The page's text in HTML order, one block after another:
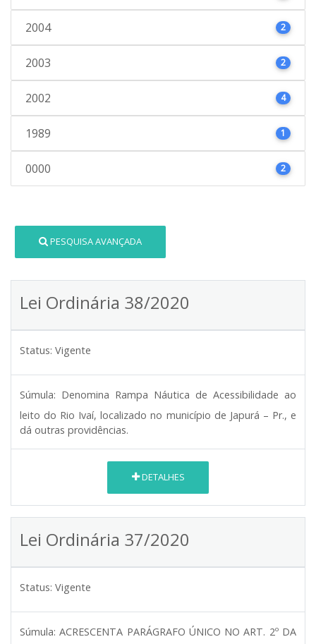
2004 2
2003 2
2002 4
1989 1
0000 2
PESQUISA AVANÇADA
Lei Ordinária 38/2020
Status: Vigente
Súmula: Denomina Rampa Náutica de Acessibilidade ao
leito do Rio Ivaí, localizado no município de Japurá – Pr., e
dá outras providências.
DETALHES
Lei Ordinária 37/2020
Status: Vigente
Súmula: ACRESCENTA PARÁGRAFO ÚNICO NO ART. 2º DA